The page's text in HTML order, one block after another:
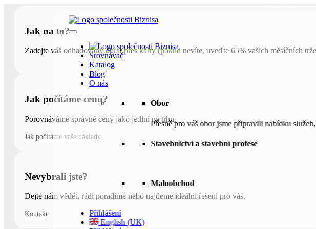
Srovnávač
Katalog
Blog
O nás
Obor
Přesně pro váš obor jsme připravili nabídku
Stavebnictví a stavební profese
Maloobchod
Přihlášení
English (UK)
Jak na to?
Zadejte váš odhadovaný obrat přes karty (pokud nevíte, uveďte 65% vašich měsíčních
Jak počítáme cenu?
Porovnáváme správné ceny jako jediní na trhu.
Jak počítáme vaše náklady
Nevybrali jste?
Dejte nám vědět, rádi poradíme nebo najdeme ideální řešení pro vás.
Kontakt